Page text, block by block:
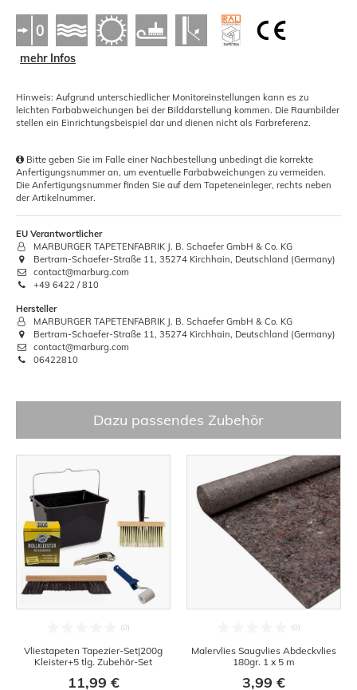
mehr Infos
Hinweis: Aufgrund unterschiedlicher Monitoreinstellungen kann es zu
leichten Farbabweichungen bei der Bilddarstellung kommen. Die Raumbilder
stellen ein Einrichtungsbeispiel dar und dienen nicht als Farbreferenz.
Bitte geben Sie im Falle einer Nachbestellung unbedingt die korrekte
Anfertigungsnummer an, um eventuelle Farbabweichungen zu vermeiden.
Die Anfertigungsnummer finden Sie auf dem Tapeteneinleger, rechts neben
der Artikelnummer.
EU Verantwortlicher
MARBURGER TAPETENFABRIK J. B. Schaefer GmbH & Co. KG
Bertram-Schaefer-Straße 11, 35274 Kirchhain, Deutschland (Germany)
contact@marburg.com
+49 6422 / 810
Hersteller
MARBURGER TAPETENFABRIK J. B. Schaefer GmbH & Co. KG
Bertram-Schaefer-Straße 11, 35274 Kirchhain, Deutschland (Germany)
contact@marburg.com
06422810
Dazu passendes Zubehör
Vliestapeten Tapezier-Set|200g
Kleister+5 tlg. Zubehör-Set
11,99 €
Malervlies Saugvlies Abdeckvlies
180gr. 1 x 5 m
3,99 €